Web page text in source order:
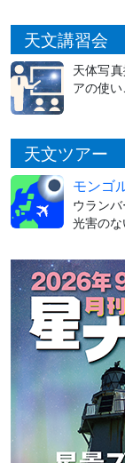
天文講習会
天体写
アの使
天文ツアー
モンゴ
ウラン
光害の